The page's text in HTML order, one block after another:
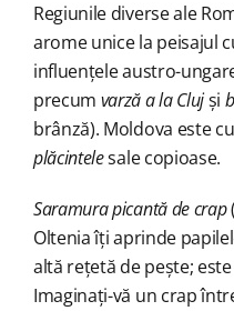
Regiunile diverse ale
arome unice la peisajul
influențele austro-
precum varză a la Clujși
brânză). Moldova este
plăcintelesale copioase.
Saramura picantă de crap
Oltenia îți aprinde
altă rețetă de pește;
Imaginați-vă un crap